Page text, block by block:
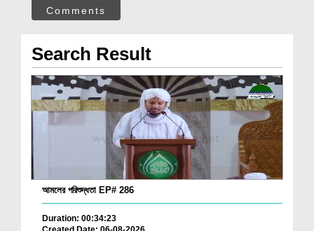
Comments
Search Result
আমলের পরিশুদ্ধতা EP# 286
Duration: 00:34:23